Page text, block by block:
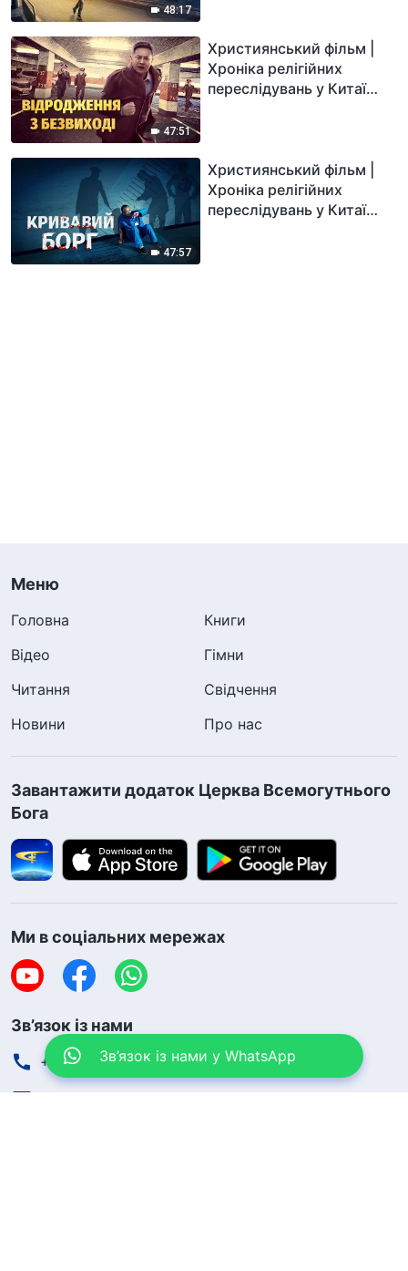
48:17
47:51
Християнський фільм |
Хроніка релігійних
переслідувань у Китаї
47:57
Християнський фільм |
Хроніка релігійних
переслідувань у Китаї
Меню
Головна
Книги
Відео
Гімни
Читання
Свідчення
Новини
Про нас
Завантажити додаток Церква Всемогутнього
Бога
Ми в соціальних мережах
Зв’язок із нами
+380-96-091-7709
Зв’язок із нами у WhatsApp